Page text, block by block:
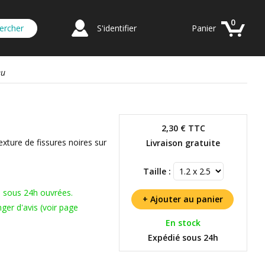
S'identifier
0
Panier
2,30 €TTC
Livraison gratuite
Taille :
En stock
Expédié sous 24h
de fissures noires sur
24h ouvrées.
d'avis (voir page